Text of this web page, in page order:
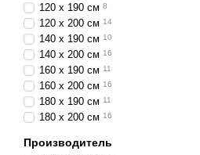
120 х 190 см 8
120 х 200 см 14
140 х 190 см 10
140 х 200 см 16
160 х 190 см 11
160 х 200 см 16
180 х 190 см 11
180 х 200 см 16
Производитель